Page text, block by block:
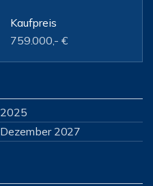
Kaufpreis
759.000,- €
2025
Dezember 2027